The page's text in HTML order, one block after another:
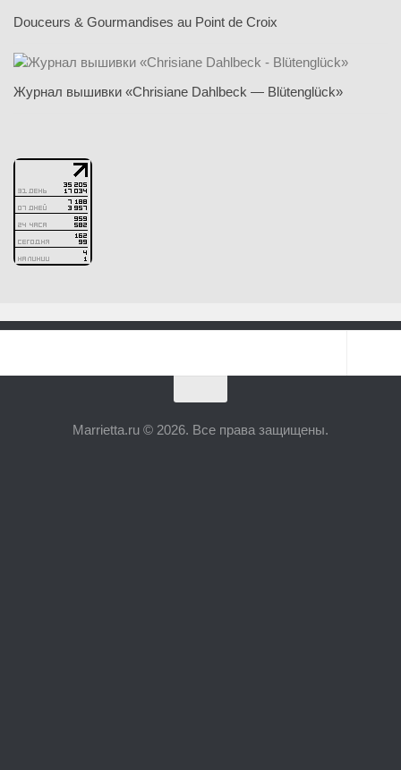
Douceurs & Gourmandises au Point de Croix
Журнал вышивки «Chrisiane Dahlbeck — Blütenglück»
Marrietta.ru © 2026. Все права защищены.